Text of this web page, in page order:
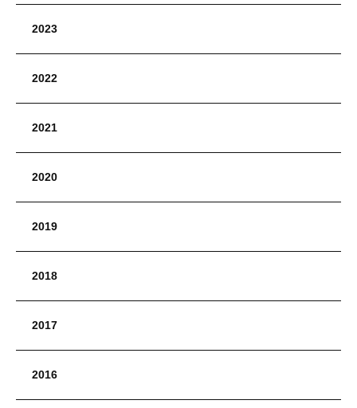
2023
2022
2021
2020
2019
2018
2017
2016